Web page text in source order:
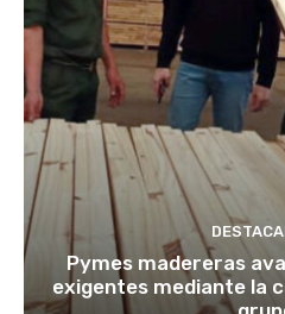
Pymes madereras
exigentes mediante la